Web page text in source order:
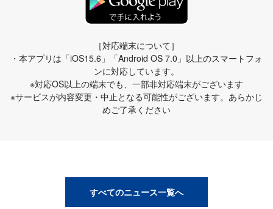
［対応端末について］
・本アプリは「iOS15.6」「Android OS 7.0」以上のスマートフォ
ンに対応しています。
※対応OS以上の端末でも、一部非対応端末がございます
※サービスが内容変更・中止となる可能性がございます。あらかじ
めご了承ください
すべてのニュース一覧へ